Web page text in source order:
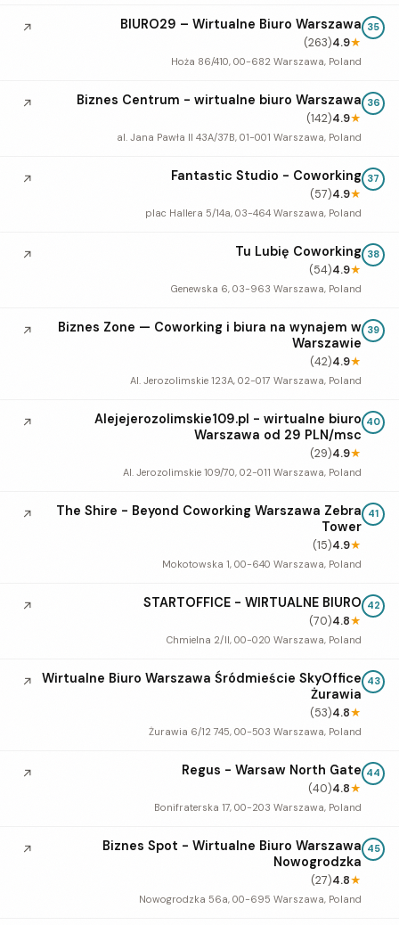
35
BIURO29 – Wirtualne Biuro Warszawa
★
4.9
(263)
Hoża 86/410, 00-682 Warszawa, Poland
↗
36
Biznes Centrum - wirtualne biuro Warszawa
★
4.9
(142)
al. Jana Pawła II 43A/37B, 01-001 Warszawa, Poland
↗
37
Fantastic Studio - Coworking
★
4.9
(57)
plac Hallera 5/14a, 03-464 Warszawa, Poland
↗
38
Tu Lubię Coworking
★
4.9
(54)
Genewska 6, 03-963 Warszawa, Poland
↗
39
Biznes Zone — Coworking i biura na wynajem w
Warszawie
★
4.9
(42)
Al. Jerozolimskie 123A, 02-017 Warszawa, Poland
↗
40
Alejejerozolimskie109.pl - wirtualne biuro
Warszawa od 29 PLN/msc
★
4.9
(29)
Al. Jerozolimskie 109/70, 02-011 Warszawa, Poland
↗
41
The Shire - Beyond Coworking Warszawa Zebra
Tower
★
4.9
(15)
Mokotowska 1, 00-640 Warszawa, Poland
↗
42
STARTOFFICE - WIRTUALNE BIURO
★
4.8
(70)
Chmielna 2/II, 00-020 Warszawa, Poland
↗
43
Wirtualne Biuro Warszawa Śródmieście SkyOffice
Żurawia
★
4.8
(53)
Żurawia 6/12 745, 00-503 Warszawa, Poland
↗
44
Regus - Warsaw North Gate
★
4.8
(40)
Bonifraterska 17, 00-203 Warszawa, Poland
↗
45
Biznes Spot - Wirtualne Biuro Warszawa
Nowogrodzka
★
4.8
(27)
Nowogrodzka 56a, 00-695 Warszawa, Poland
↗